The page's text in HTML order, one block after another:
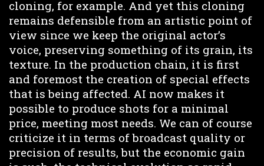
cloning, for example. And yet this cloning
remains defensible from an artistic point of
view since we keep the original actor’s
voice, preserving something of its grain, its
texture. In the production chain, it is first
and foremost the creation of special effects
that is being affected. AI now makes it
possible to produce shots for a minimal
price, meeting most needs. We can of course
criticize it in terms of broadcast quality or
precision of results, but the economic gain